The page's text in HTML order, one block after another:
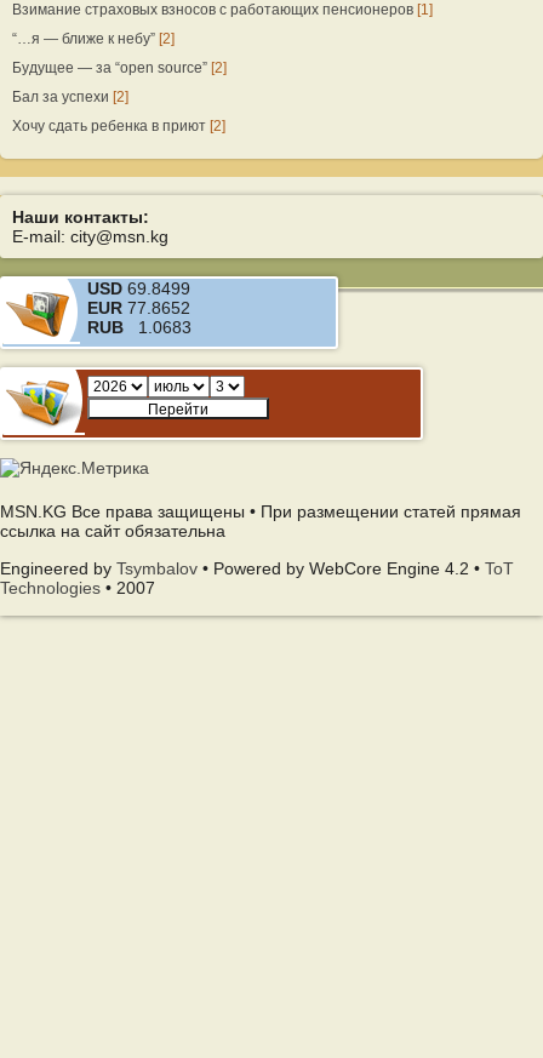
Взимание страховых взносов с работающих пенсионеров [1]
“…я — ближе к небу” [2]
Будущее — за “open source” [2]
Бал за успехи [2]
Хочу сдать ребенка в приют [2]
Наши контакты:
E-mail: city@msn.kg
USD 69.8499
EUR 77.8652
RUB 1.0683
MSN.KG Все права защищены • При размещении статей прямая
ссылка на сайт обязательна
Engineered by Tsymbalov • Powered by WebCore Engine 4.2 • ToT
Technologies • 2007